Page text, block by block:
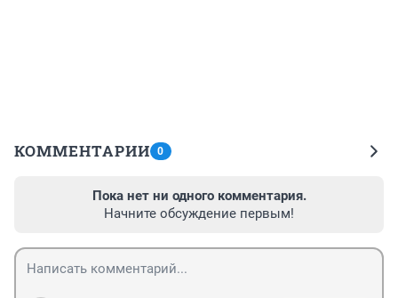
КОММЕНТАРИИ 0
Пока нет ни одного комментария.
Начните обсуждение первым!